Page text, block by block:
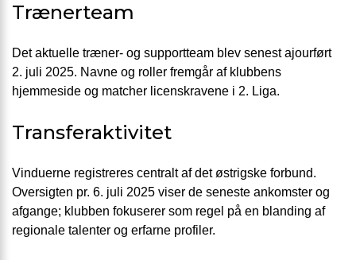
Trænerteam
Det aktuelle træner- og supportteam blev senest ajourført
2. juli 2025. Navne og roller fremgår af klubbens
hjemmeside og matcher licenskravene i 2. Liga.
Transferaktivitet
Vinduerne registreres centralt af det østrigske forbund.
Oversigten pr. 6. juli 2025 viser de seneste ankomster og
afgange; klubben fokuserer som regel på en blanding af
regionale talenter og erfarne profiler.